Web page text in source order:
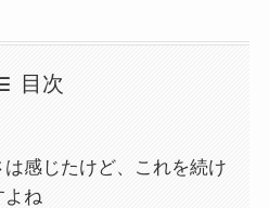
目次
感じたけど、これを続け
よね